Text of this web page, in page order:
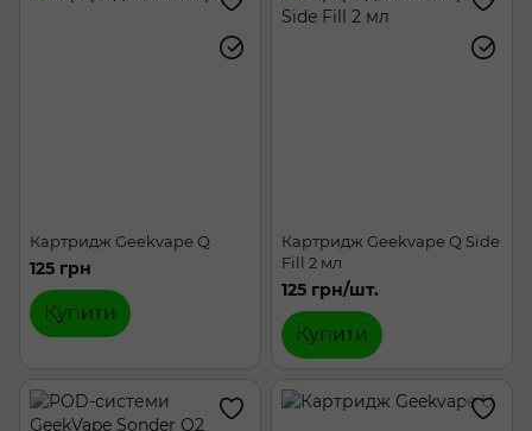
Картридж Geekvape Q
125 грн
Купити
Картридж Geekvape Q Side
Fill 2 мл
125 грн/шт.
Купити